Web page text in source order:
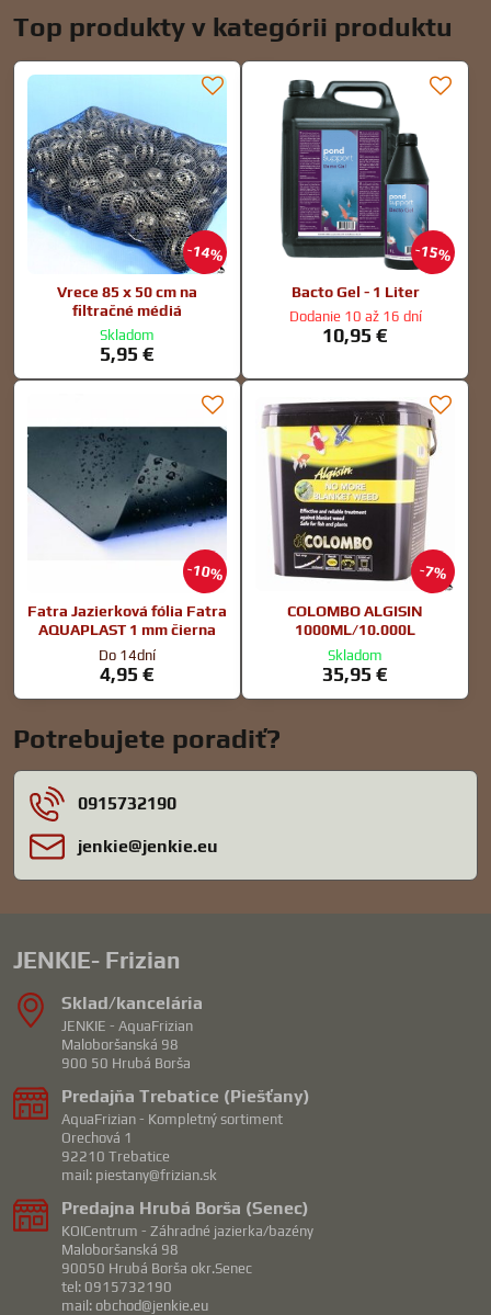
Top produkty v kategórii produktu
14%
Vrece 85 x 50 cm na
filtračné médiá
Skladom
5,95 €
15%
Bacto Gel - 1 Liter
Dodanie 10 až 16 dní
10,95 €
10%
Fatra Jazierková fólia Fatra
AQUAPLAST 1 mm čierna
Do 14dní
4,95 €
7%
COLOMBO ALGISIN
1000ML/10.000L
Skladom
35,95 €
Potrebujete poradiť?
0915732190
jenkie​@jenkie​.eu
JENKIE- Frizian
Sklad/kancelária
JENKIE - AquaFrizian
Maloboršanská 98
900 50 Hrubá Borša
Predajňa Trebatice (Piešťany)
AquaFrizian - Kompletný sortiment
Orechová 1
92210 Trebatice
mail: piestany@frizian.sk
Predajna Hrubá Borša (Senec)
KOICentrum - Záhradné jazierka/bazény
Maloboršanská 98
90050 Hrubá Borša okr.Senec
tel: 0915732190
mail: obchod@jenkie.eu